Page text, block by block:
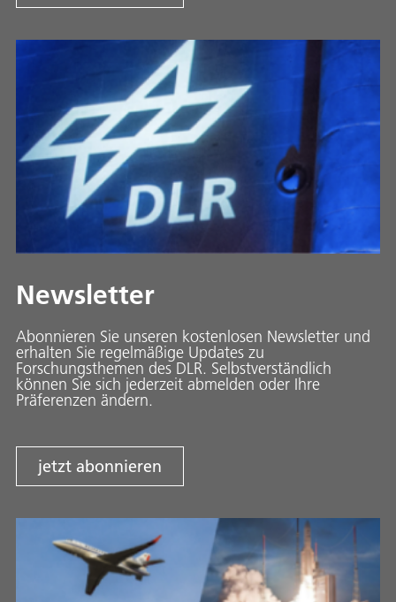
Newsletter
Abonnieren Sie unseren kostenlosen Newsletter und
erhalten Sie regelmäßige Updates zu
Forschungsthemen des DLR. Selbstverständlich
können Sie sich jederzeit abmelden oder Ihre
Präferenzen ändern.
jetzt abonnieren